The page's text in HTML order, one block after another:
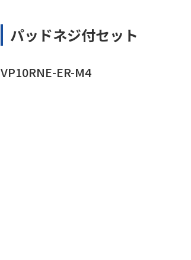
パッドネジ付セット
VP10RNE-ER-M4